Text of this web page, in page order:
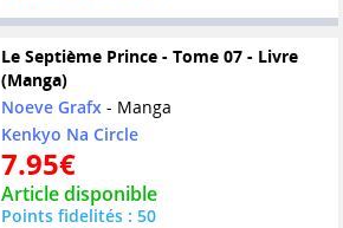
Le Septième Prince - Tome 07 - Livre
(Manga)
Noeve Grafx - Manga
Kenkyo Na Circle
7.95€
Article disponible
Points fidelités : 50